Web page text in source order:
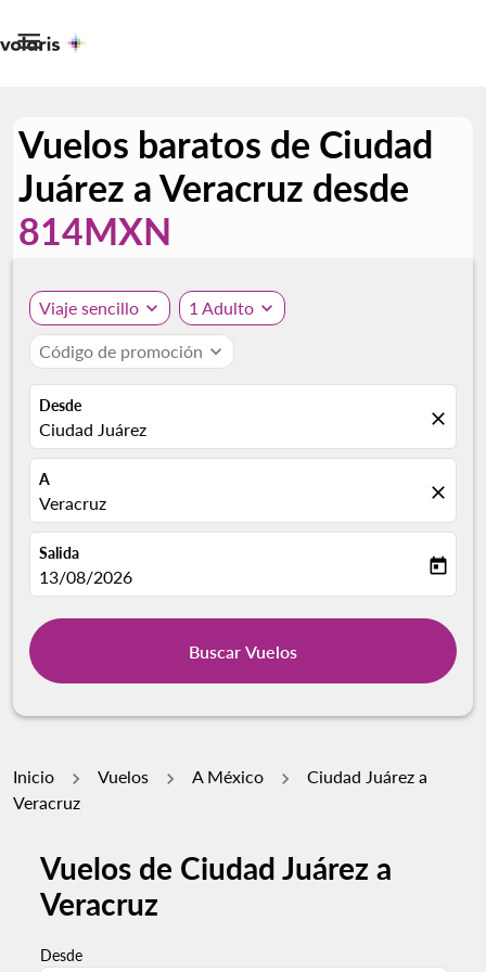

Vuelos baratos de Ciudad
Juárez a Veracruz desde
814MXN
Viaje sencillo expand_more 1 Adulto expand_more
Código de promoción expand_more
Desde
Ciudad Juárez close
A
Veracruz close
Salida
fc-booking-departure-date-aria-label
13/08/2026 today
Buscar Vuelos
Inicio Vuelos A México
Ciudad Juárez a
Veracruz
Vuelos de Ciudad Juárez a
Veracruz
Desde